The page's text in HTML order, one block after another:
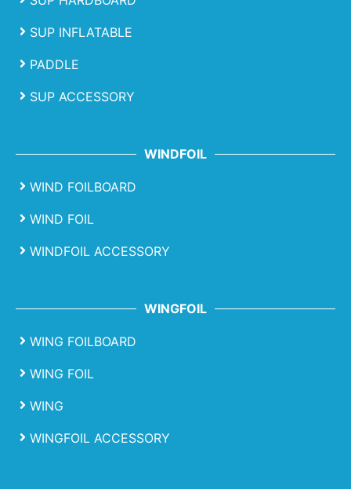
SUP INFLATABLE
PADDLE
SUP ACCESSORY
WINDFOIL
WIND FOILBOARD
WIND FOIL
WINDFOIL ACCESSORY
WINGFOIL
WING FOILBOARD
WING FOIL
WING
WINGFOIL ACCESSORY